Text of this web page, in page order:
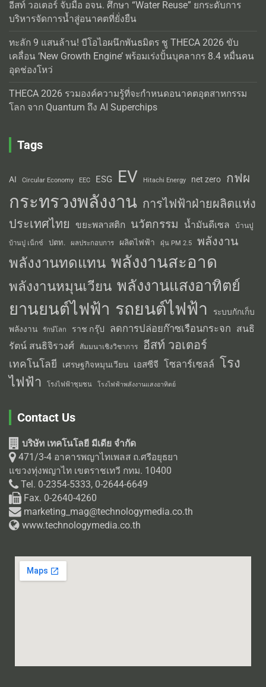
อีสท์ วอเตอร์ จับมือ อจน. ศึกษา “Water Reuse” ยกระดับการ
บริหารจัดการน้ำสู่อนาคตที่ยั่งยืน
ทะลัก 9 แสนล้าน! บีโอไอผนึกพันธมิตร ชู THECA 2026 ขับ
เคลื่อน ‘New Growth Engine’ พร้อมเร่งปั้นบุคลากร 8.4 หมื่นคน
อุดช่องโหว่
THECA 2026 รวมองค์ความรู้ที่จะกำหนดอนาคตอุตสาหกรรม
โลก จาก Quantum ถึง AI Superchips
Tags
AI Circular Economy EEC ESG EV Hitachi Energy net zero กฟผ
กระทรวงพลังงาน การไฟฟ้าฝ่ายผลิตแห่ง
ประเทศไทย
ขยะพลาสติก นวัตกรรม น้ำมันดีเซล บ้านปู
บ้านปู เน็กซ์ ปตท. ผลประกอบการ ผลิตไฟฟ้า ฝุ่น PM 2.5 พลังงาน
พลังงานทดแทน พลังงานสะอาด
พลังงานหมุนเวียน พลังงานแสงอาทิตย์
ยานยนต์ไฟฟ้า รถยนต์ไฟฟ้า
ระบบกักเก็บ
พลังงาน
รักษ์โลก ราช กรุ๊ป ลดการปล่อยก๊าซเรือนกระจก สนธิ
รัตน์ สนธิจิรวงศ์
สัมมนาเชิงวิชาการ อีสท์ วอเตอร์
เทคโนโลยี เศรษฐกิจหมุนเวียน เอสซีจี โซลาร์เซลล์ โรง
ไฟฟ้า
โรงไฟฟ้าชุมชน โรงไฟฟ้าพลังงานแสงอาทิตย์
Contact Us
บริษัท เทคโนโลยี มีเดีย จำกัด
471/3-4 อาคารพญาไทเพลส ถ.ศรีอยุธยา
แขวงทุ่งพญาไท เขตราชเทวี กทม. 10400
Tel. 0-2354-5333, 0-2644-6649
Fax. 0-2640-4260
marketing_mag@technologymedia.co.th
www.technologymedia.co.th